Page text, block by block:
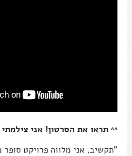
^^ תראו את הסרטון! אני צילמתי
"תקשיב, אני מלווה פרויקט סופר